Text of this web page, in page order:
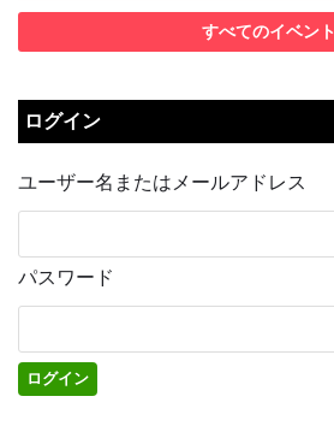
すべてのイベント
ログイン
ユーザー名またはメールアドレス
パスワード